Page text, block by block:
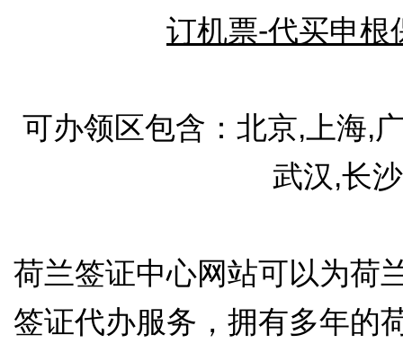
订机票-代买申根
可办领区包含：北京,上海,
武汉,长
荷兰签证中心网站可以为荷
签证代办服务，拥有多年的